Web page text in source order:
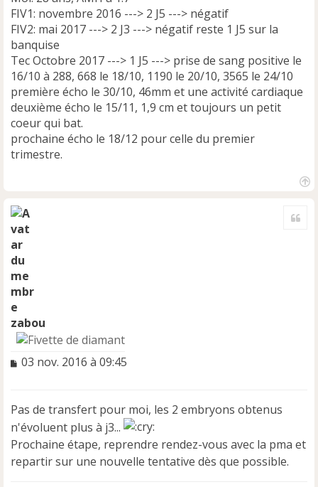
l
u
FIV1: novembre 2016 ---> 2 J5 ---> négatif
FIV2: mai 2017 ---> 2 J3 ---> négatif reste 1 J5 sur la
banquise
Tec Octobre 2017 ---> 1 J5 ---> prise de sang positive le
16/10 à 288, 668 le 18/10, 1190 le 20/10, 3565 le 24/10
première écho le 30/10, 46mm et une activité cardiaque
deuxième écho le 15/11, 1,9 cm et toujours un petit
coeur qui bat.
prochaine écho le 18/12 pour celle du premier
trimestre.
zabou
M
a
g
e
n
o
03 nov. 2016 à 09:45
Pas de transfert pour moi, les 2 embryons obtenus
n'évoluent plus à j3...
Prochaine étape, reprendre rendez-vous avec la pma et
repartir sur une nouvelle tentative dès que possible.